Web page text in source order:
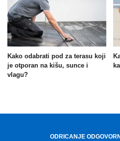
Kako odabrati pod za terasu koji
je otporan na kišu, sunce i
vlagu?
ODRICANJE